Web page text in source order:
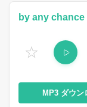
☆
by any chance
MP3